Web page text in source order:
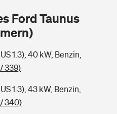
ist Ihr Haus?
finden
ich im Alter?
Ford Taunus
1.3), 40 kW, Benzin,
339)
1.3), 43 kW, Benzin,
340)